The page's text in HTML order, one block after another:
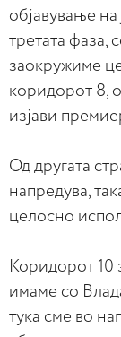
објавување на
третата фаза,
заокружиме
коридорот 8,
изјави
Од другата
напредува,
целосно
Коридорот 10
имаме со
тука сме во